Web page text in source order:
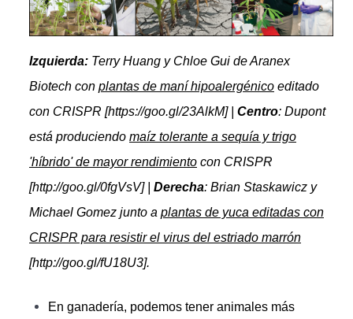
Izquierda: Terry Huang y Chloe Gui de Aranex
Biotech con plantas de maní hipoalergénico editado
con CRISPR [https://goo.gl/23AlkM] | Centro: Dupont
está produciendo maíz tolerante a sequía y trigo
'híbrido' de mayor rendimiento con CRISPR
[http://goo.gl/0fgVsV] | Derecha: Brian Staskawicz y
Michael Gomez junto a plantas de yuca editadas con
CRISPR para resistir el virus del estriado marrón
[http://goo.gl/fU18U3].
En ganadería, podemos tener animales más